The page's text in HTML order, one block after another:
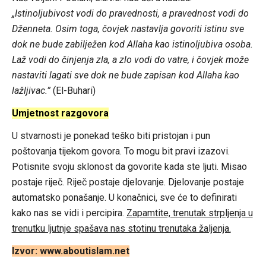
„Istinoljubivost vodi do pravednosti, a pravednost vodi do
Dženneta. Osim toga, čovjek nastavlja govoriti istinu sve
dok ne bude zabilježen kod Allaha kao istinoljubiva osoba.
Laž vodi do činjenja zla, a zlo vodi do vatre, i čovjek može
nastaviti lagati sve dok ne bude zapisan kod Allaha kao
lažljivac.”(El-Buhari)
Umjetnost razgovora
U stvarnosti je ponekad teško biti pristojan i pun
poštovanja tijekom govora. To mogu bit pravi izazovi.
Potisnite svoju sklonost da govorite kada ste ljuti. Misao
postaje riječ. Riječ postaje djelovanje. Djelovanje postaje
automatsko ponašanje. U konačnici, sve će to definirati
kako nas se vidi i percipira. Zapamtite, trenutak strpljenja u
trenutku ljutnje spašava nas stotinu trenutaka žaljenja.
Izvor: www.aboutislam.net